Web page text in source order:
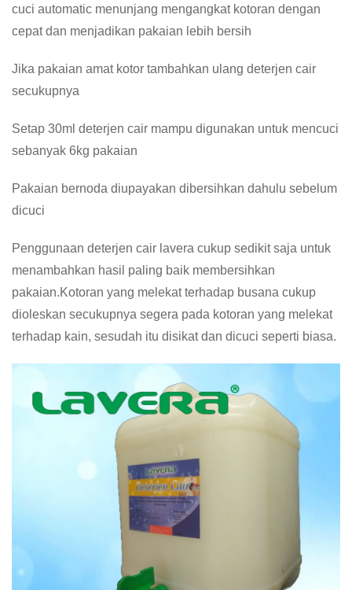
cuci automatic menunjang mengangkat kotoran dengan
cepat dan menjadikan pakaian lebih bersih
Jika pakaian amat kotor tambahkan ulang deterjen cair
secukupnya
Setap 30ml deterjen cair mampu digunakan untuk mencuci
sebanyak 6kg pakaian
Pakaian bernoda diupayakan dibersihkan dahulu sebelum
dicuci
Penggunaan deterjen cair lavera cukup sedikit saja untuk
menambahkan hasil paling baik membersihkan
pakaian.Kotoran yang melekat terhadap busana cukup
dioleskan secukupnya segera pada kotoran yang melekat
terhadap kain, sesudah itu disikat dan dicuci seperti biasa.